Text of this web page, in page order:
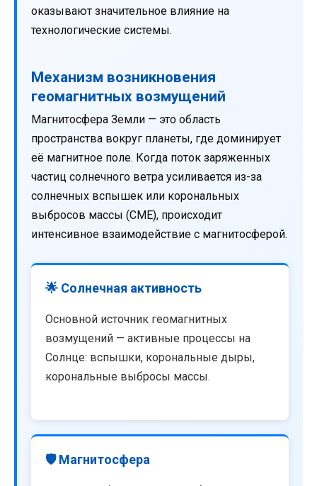
оказывают значительное влияние на
технологические системы.
Механизм возникновения
геомагнитных возмущений
Магнитосфера Земли — это область
пространства вокруг планеты, где доминирует
её магнитное поле. Когда поток заряженных
частиц солнечного ветра усиливается из-за
солнечных вспышек или корональных
выбросов массы (CME), происходит
интенсивное взаимодействие с магнитосферой.
🌟 Солнечная активность
Основной источник геомагнитных
возмущений — активные процессы на
Солнце: вспышки, корональные дыры,
корональные выбросы массы.
🛡️ Магнитосфера